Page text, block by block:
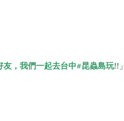
友，我們一起去台中#昆蟲島玩!! 」